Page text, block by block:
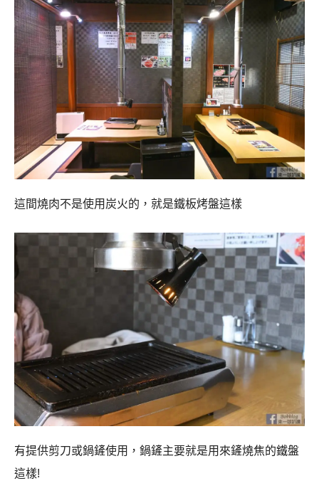
這間燒肉不是使用炭火的，就是鐵板烤盤這樣
有提供剪刀或鍋鏟使用，鍋鏟主要就是用來鏟燒焦的鐵盤
這樣!